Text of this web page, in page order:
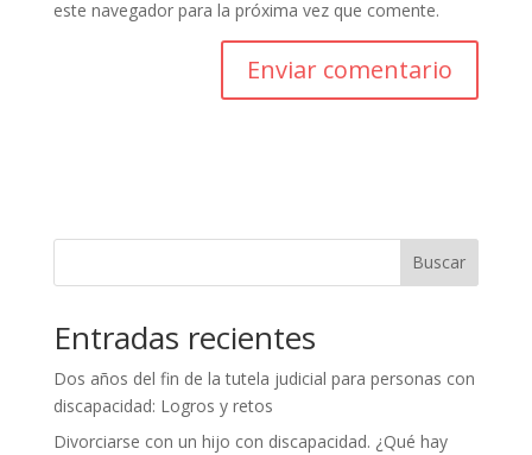
este navegador para la próxima vez que comente.
Buscar
Entradas recientes
Dos años del fin de la tutela judicial para personas con
discapacidad: Logros y retos
Divorciarse con un hijo con discapacidad. ¿Qué hay